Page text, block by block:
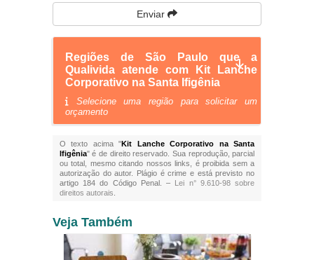
Enviar
Regiões de São Paulo que a
Qualivida atende com Kit Lanche
Corporativo na Santa Ifigênia
Selecione uma região para solicitar um
orçamento
O texto acima "Kit Lanche Corporativo na Santa
Ifigênia" é de direito reservado. Sua reprodução, parcial
ou total, mesmo citando nossos links, é proibida sem a
autorização do autor. Plágio é crime e está previsto no
artigo 184 do Código Penal. – Lei n° 9.610-98 sobre
direitos autorais
Veja Também